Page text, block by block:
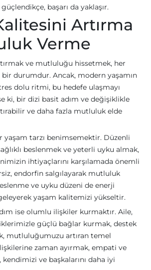
başarı da yaklaşır.
Artırma
Verme
ve mutluluğu hissetmek, her
durumdur. Ancak, modern yaşamın
dolu ritmi, bu hedefe ulaşmayı
ki, bir dizi basit adım ve değişiklikle
ve daha fazla mutluluk elde
yaşam tarzı benimsemektir. Düzenli
beslenmek ve yeterli uyku almak,
ihtiyaçlarını karşılamada önemli
endorfin salgılayarak mutluluk
ve uyku düzeni de enerji
yaşam kalitemizi yükseltir.
ise olumlu ilişkiler kurmaktır. Aile,
güçlü bağlar kurmak, destek
mutluluğumuzu artıran temel
zaman ayırmak, empati ve
ve başkalarını daha iyi